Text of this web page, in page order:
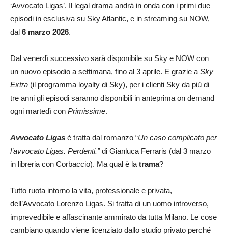
‘Avvocato Ligas’. Il legal drama andrà in onda con i primi due
episodi in esclusiva su Sky Atlantic, e in streaming su NOW,
dal 6 marzo 2026.
Dal venerdì successivo sarà disponibile su Sky e NOW con
un nuovo episodio a settimana, fino al 3 aprile. E grazie a Sky
Extra (il programma loyalty di Sky), per i clienti Sky da più di
tre anni gli episodi saranno disponibili in anteprima on demand
ogni martedì con Primissime.
Avvocato Ligas è tratta dal romanzo “Un caso complicato per
l’avvocato Ligas. Perdenti.”di Gianluca Ferraris (dal 3 marzo
in libreria con Corbaccio). Ma qual è la trama?
Tutto ruota intorno la vita, professionale e privata,
dell’Avvocato Lorenzo Ligas. Si tratta di un uomo introverso,
imprevedibile e affascinante ammirato da tutta Milano. Le cose
cambiano quando viene licenziato dallo studio privato perché